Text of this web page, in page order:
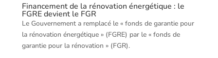
Financement de la rénovation énergétique : le
FGRE devient le FGR
Le Gouvernement a remplacé le « fonds de garantie pour
la rénovation énergétique » (FGRE) par le « fonds de
garantie pour la rénovation » (FGR).